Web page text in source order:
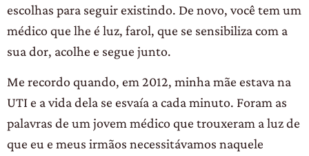
escolhas para seguir existindo. De novo, você tem um
médico que lhe é luz, farol, que se sensibiliza com a
sua dor, acolhe e segue junto.
Me recordo quando, em 2012, minha mãe estava na
UTI e a vida dela se esvaía a cada minuto. Foram as
palavras de um jovem médico que trouxeram a luz de
que eu e meus irmãos necessitávamos naquele